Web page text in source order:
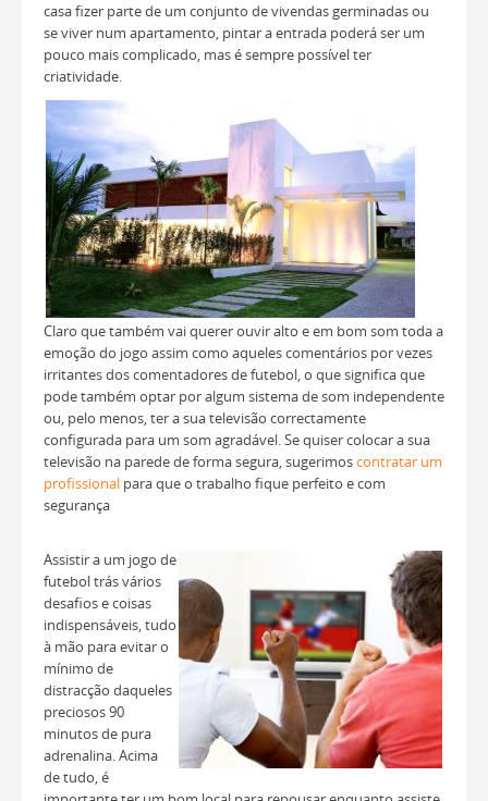
casa fizer parte de um conjunto de vivendas germinadas ou
se viver num apartamento, pintar a entrada poderá ser um
pouco mais complicado, mas é sempre possível ter
criatividade.
Claro que também vai querer ouvir alto e em bom som toda a
emoção do jogo assim como aqueles comentários por vezes
irritantes dos comentadores de futebol, o que significa que
pode também optar por algum sistema de som independente
ou, pelo menos, ter a sua televisão correctamente
configurada para um som agradável. Se quiser colocar a sua
televisão na parede de forma segura, sugerimoscontratar um
profissional para que o trabalho fique perfeito e com
segurança
Assistir a um jogo de
futebol trás vários
desafios e coisas
indispensáveis, tudo
à mão para evitar o
mínimo de
distracção daqueles
preciosos 90
minutos de pura
adrenalina. Acima
de tudo, é